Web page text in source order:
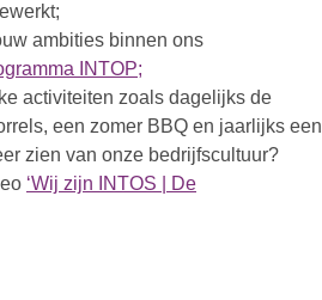
ambities binnen ons
INTOP;
activiteiten zoals dagelijks de
een zomer BBQ en jaarlijks een
zien van onze bedrijfscultuur?
‘Wij zijn INTOS | De